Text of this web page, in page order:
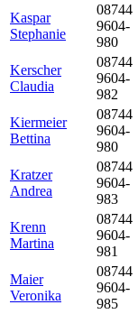
Kaspar
Stephanie
08744
9604-
980
Kerscher
Claudia
08744
9604-
982
Kiermeier
Bettina
08744
9604-
980
Kratzer
Andrea
08744
9604-
983
Krenn
Martina
08744
9604-
981
Maier
Veronika
08744
9604-
985